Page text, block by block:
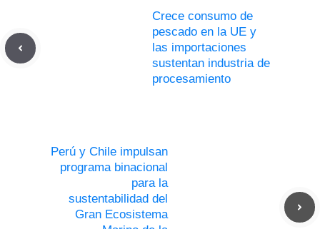
Crece consumo de
pescado en la UE y
las importaciones
sustentan industria de
procesamiento
Perú y Chile impulsan
programa binacional
para la
sustentabilidad del
Gran Ecosistema